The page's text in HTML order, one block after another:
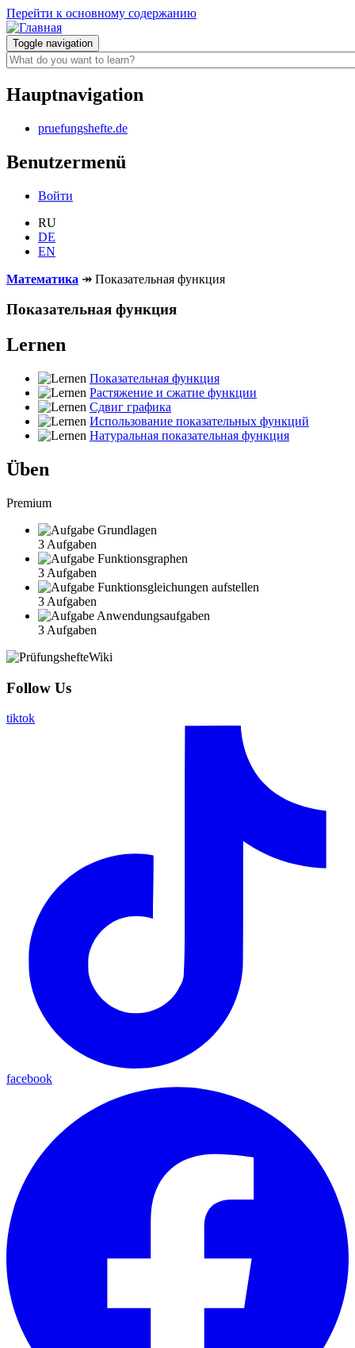
Перейти к основному содержанию
Toggle navigation
Hauptnavigation
pruefungshefte.de
Benutzermenü
Войти
RU
DE
EN
Математика ↠ Показательная функция
Показательная функция
Lernen
Показательная функция
Растяжение и сжатие функции
Сдвиг графика
Использование показательных функций
Натуральная показательная функция
Üben
Premium
Grundlagen
3 Aufgaben
Funktionsgraphen
3 Aufgaben
Funktionsgleichungen aufstellen
3 Aufgaben
Anwendungsaufgaben
3 Aufgaben
Follow Us
tiktok
facebook